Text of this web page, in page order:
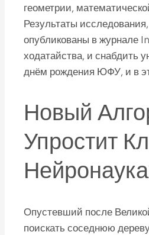
геометрии,
Результаты
опубликованы в
ходатайства, и снабдить
днём рождения ЮФУ, и в
Новый
Упростит
Опустевший после
поискать соседнюю